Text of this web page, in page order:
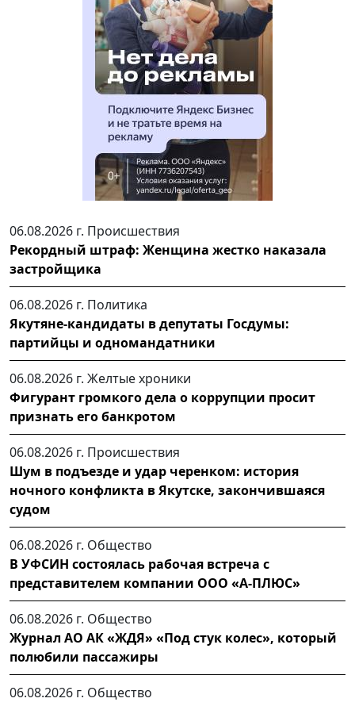
06.08.2026 г. Происшествия
Рекордный штраф: Женщина жестко наказала
застройщика
06.08.2026 г. Политика
Якутяне-кандидаты в депутаты Госдумы:
партийцы и одномандатники
06.08.2026 г. Желтые хроники
Фигурант громкого дела о коррупции просит
признать его банкротом
06.08.2026 г. Происшествия
Шум в подъезде и удар черенком: история
ночного конфликта в Якутске, закончившаяся
судом
06.08.2026 г. Общество
В УФСИН состоялась рабочая встреча с
представителем компании ООО «А-ПЛЮС»
06.08.2026 г. Общество
Журнал АО АК «ЖДЯ» «Под стук колес», который
полюбили пассажиры
06.08.2026 г. Общество